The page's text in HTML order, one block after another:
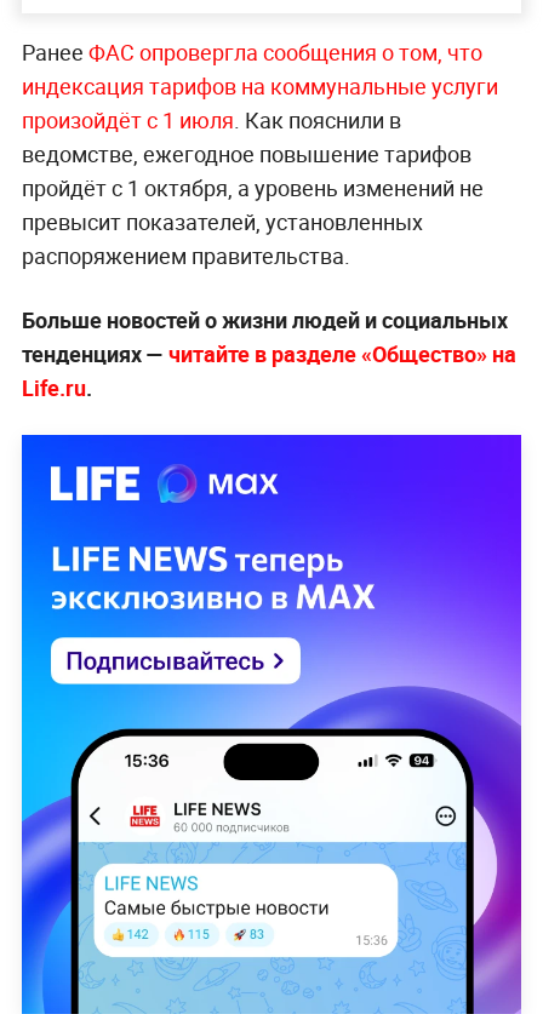
Ранее ФАС опровергла сообщения о том, что
индексация тарифов на коммунальные услуги
произойдёт с 1 июля. Как пояснили в
ведомстве, ежегодное повышение тарифов
пройдёт с 1 октября, а уровень изменений не
превысит показателей, установленных
распоряжением правительства.
Больше новостей о жизни людей и социальных
тенденциях — читайте в разделе «Общество» на
Life.ru.